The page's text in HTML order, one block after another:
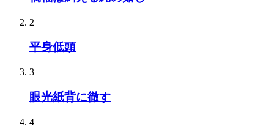
2
平身低頭
3
眼光紙背に徹す
4